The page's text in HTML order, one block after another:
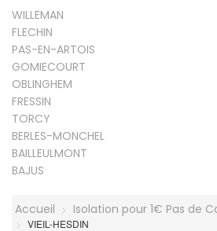
WILLEMAN
FLECHIN
PAS-EN-ARTOIS
GOMIECOURT
OBLINGHEM
FRESSIN
TORCY
BERLES-MONCHEL
BAILLEULMONT
BAJUS
Accueil Isolation pour 1€ Pas de
VIEIL-HESDIN